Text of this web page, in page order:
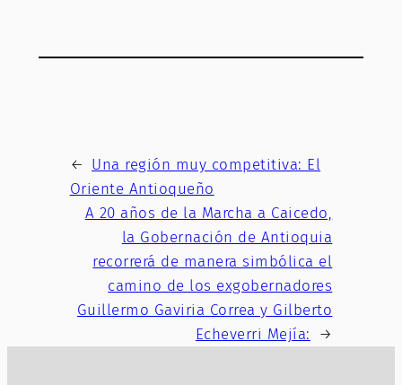
← Una región muy competitiva: El
Oriente Antioqueño
A 20 años de la Marcha a Caicedo,
la Gobernación de Antioquia
recorrerá de manera simbólica el
camino de los exgobernadores
Guillermo Gaviria Correa y Gilberto
Echeverri Mejía:
→